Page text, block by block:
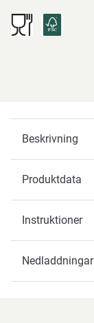
Beskrivning
Produktdata
Instruktioner
Nedladdningar